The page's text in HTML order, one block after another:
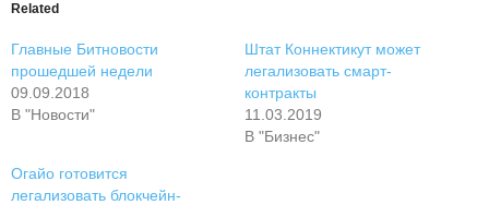
Related
Главные Битновости
прошедшей недели
09.09.2018
В "Новости"
Штат Коннектикут может
легализовать смарт-
контракты
11.03.2019
В "Бизнес"
Огайо готовится
легализовать блокчейн-